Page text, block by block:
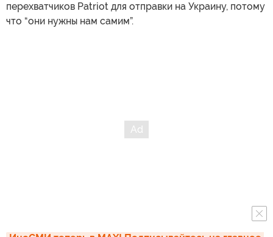
перехватчиков Patriot для отправки на Украину, потому
что “они нужны нам самим”.